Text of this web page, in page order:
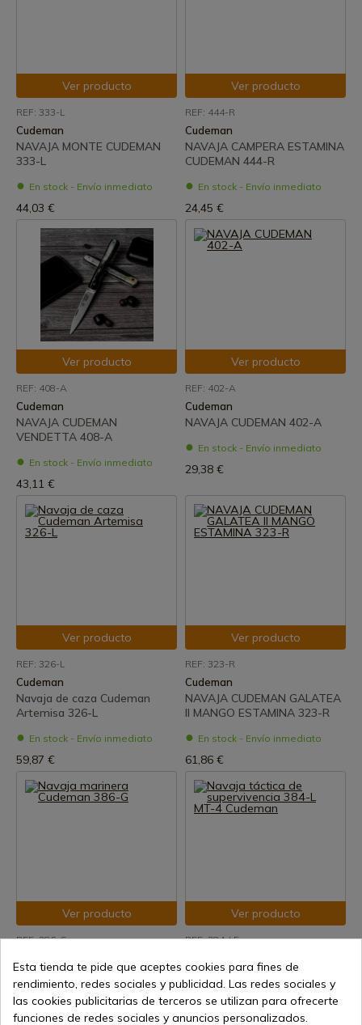
Ver producto
REF: 333-L
Cudeman
NAVAJA MONTE CUDEMAN
333-L
En stock - Envío inmediato
44,03 €
Ver producto
REF: 444-R
Cudeman
NAVAJA CAMPERA ESTAMINA
CUDEMAN 444-R
En stock - Envío inmediato
24,45 €
Ver producto
REF: 408-A
Cudeman
NAVAJA CUDEMAN
VENDETTA 408-A
En stock - Envío inmediato
43,11 €
Ver producto
REF: 402-A
Cudeman
NAVAJA CUDEMAN 402-A
En stock - Envío inmediato
29,38 €
Ver producto
REF: 326-L
Cudeman
Navaja de caza Cudeman
Artemisa 326-L
En stock - Envío inmediato
59,87 €
Ver producto
REF: 323-R
Cudeman
NAVAJA CUDEMAN GALATEA
II MANGO ESTAMINA 323-R
En stock - Envío inmediato
61,86 €
Ver producto
REF: 386-G
Navaja marinera Cudeman
386-G
En stock - Envío inmediato
Ver producto
REF: 384-LF
Navaja táctica de
supervivencia 384-L MT-4
Cudeman
Esta tienda te pide que aceptes cookies para fines de
rendimiento, redes sociales y publicidad. Las redes sociales y
las cookies publicitarias de terceros se utilizan para ofrecerte
funciones de redes sociales y anuncios personalizados.